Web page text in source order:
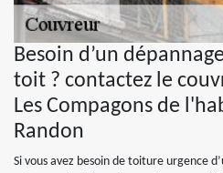
Besoin d’un
toit ? contactez le
Les Compagons de
Randon
Si vous avez besoin de toiture urgence